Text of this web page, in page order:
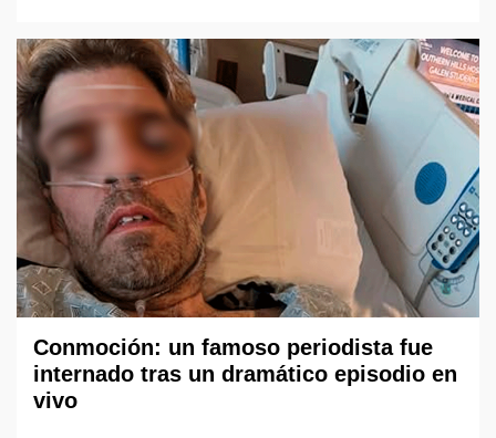
Conmoción: un famoso periodista fue
internado tras un dramático episodio en
vivo